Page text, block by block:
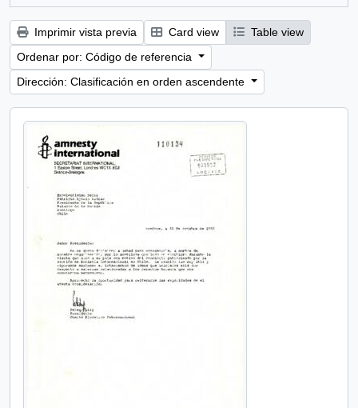
Imprimir vista previa Card view
Table view
Ordenar por: Código de referencia
Dirección: Clasificación en orden ascendente